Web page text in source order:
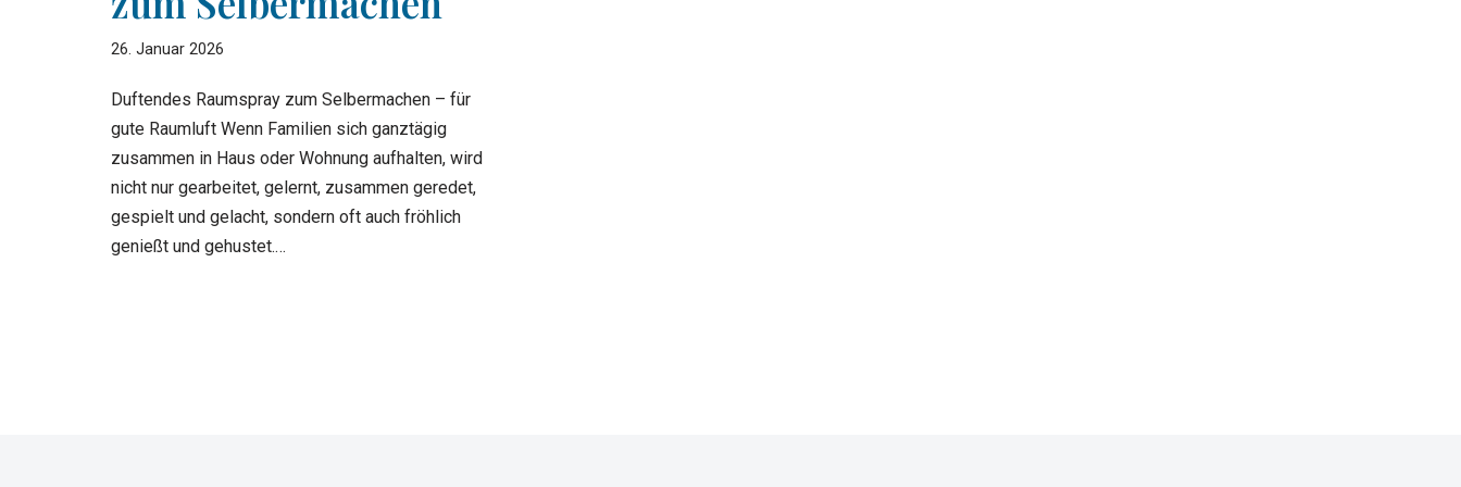
26. Januar 2026
Duftendes Raumspray zum Selbermachen – für
gute Raumluft Wenn Familien sich ganztägig
zusammen in Haus oder Wohnung aufhalten, wird
nicht nur gearbeitet, gelernt, zusammen geredet,
gespielt und gelacht, sondern oft auch fröhlich
genießt und gehustet.…